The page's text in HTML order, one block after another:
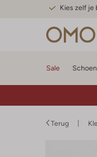
Kies zelf je
Sale
Terug